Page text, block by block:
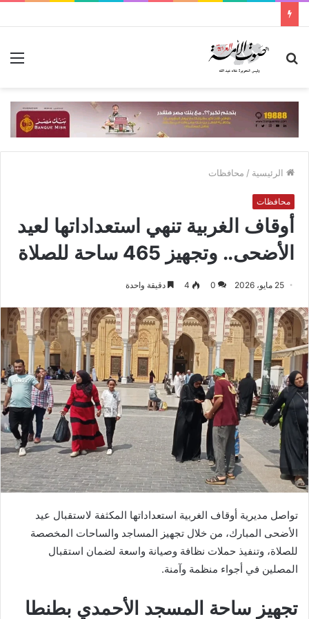
بحث
الرئيسية / محافظات
محافظات
أوقاف الغربية تنهي استعداداتها لعيد
الأضحى.. وتجهيز 465 ساحة للصلاة
25 مايو، 2026 0
4 دقيقة واحدة
تواصل مديرية أوقاف الغربية استعداداتها المكثفة لاستقبال عيد
الأضحى المبارك، من خلال تجهيز المساجد والساحات المخصصة
للصلاة، وتنفيذ حملات نظافة وصيانة واسعة لضمان استقبال
المصلين في أجواء منظمة وآمنة.
تجهيز ساحة المسجد الأحمدي بطنطا